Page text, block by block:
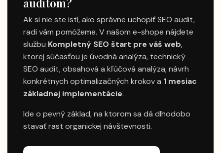
Ak si nie ste istí, ako správne uchopiť SEO audit,
radi vám pomôžeme. V našom e-shope nájdete
službu Kompletný SEO štart pre váš web,
ktorej súčasťou je úvodná analýza, technický
SEO audit, obsahová a kľúčová analýza, návrh
konkrétnych optimalizačných krokov a 1 mesiac
základnej implementácie.
Ide o pevný základ, na ktorom sa dá dlhodobo
stavať rast organickej návštevnosti.